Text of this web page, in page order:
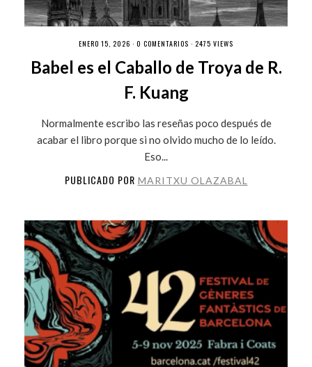
ENERO 15, 2026 · 0 COMENTARIOS · 2475 VIEWS
Babel es el Caballo de Troya de R.
F. Kuang
Normalmente escribo las reseñas poco después de
acabar el libro porque si no olvido mucho de lo leído.
Eso...
PUBLICADO POR MARITXU OLAZABAL